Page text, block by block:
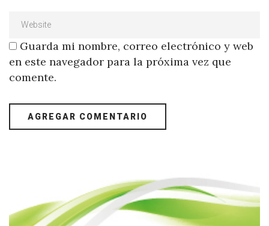
Guarda mi nombre, correo electrónico y web
en este navegador para la próxima vez que
comente.